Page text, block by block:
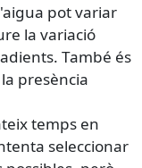
pot variar
la variació
També és
presència
temps en
seleccionar